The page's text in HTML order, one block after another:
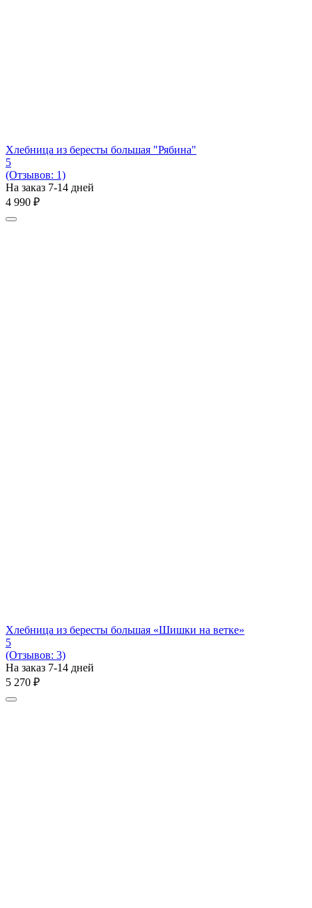
Хлебница из бересты большая "Рябина"
5
(Отзывов: 1)
На заказ 7-14 дней
4 990 ₽
Хлебница из бересты большая «Шишки на ветке»
5
(Отзывов: 3)
На заказ 7-14 дней
5 270 ₽